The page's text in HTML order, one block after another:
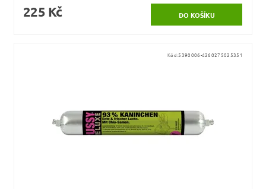
225 Kč
Kód:5390006-4260275025351